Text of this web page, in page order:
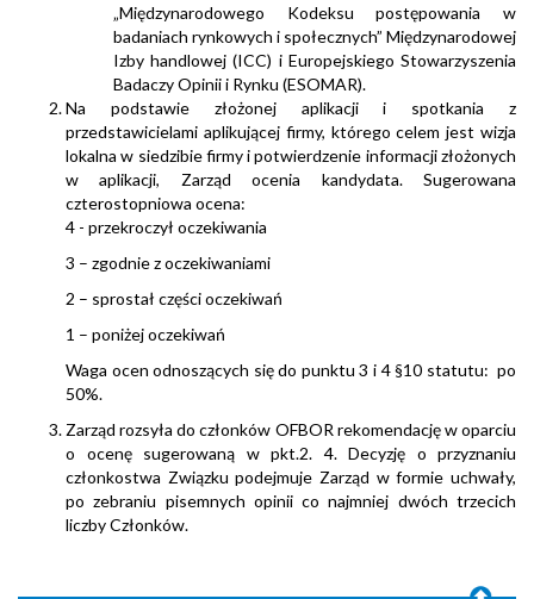
„Międzynarodowego Kodeksu postępowania w
badaniach rynkowych i społecznych” Międzynarodowej
Izby handlowej (ICC) i Europejskiego Stowarzyszenia
Badaczy Opinii i Rynku (ESOMAR).
Na podstawie złożonej aplikacji i spotkania z
przedstawicielami aplikującej firmy, którego celem jest wizja
lokalna w siedzibie firmy i potwierdzenie informacji złożonych
w aplikacji, Zarząd ocenia kandydata. Sugerowana
czterostopniowa ocena:
4 - przekroczył oczekiwania
3 – zgodnie z oczekiwaniami
2 – sprostał części oczekiwań
1 – poniżej oczekiwań
Waga ocen odnoszących się do punktu 3 i 4 §10 statutu: po
50%.
Zarząd rozsyła do członków OFBOR rekomendację w oparciu
o ocenę sugerowaną w pkt.2. 4. Decyzję o przyznaniu
członkostwa Związku podejmuje Zarząd w formie uchwały,
po zebraniu pisemnych opinii co najmniej dwóch trzecich
liczby Członków.